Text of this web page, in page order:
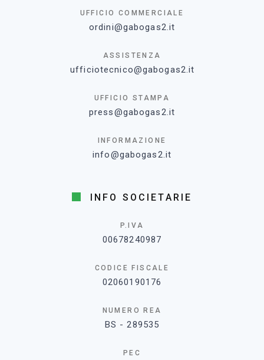
UFFICIO COMMERCIALE
ordini@gabogas2.it
ASSISTENZA
ufficiotecnico@gabogas2.it
UFFICIO STAMPA
press@gabogas2.it
INFORMAZIONE
info@gabogas2.it
INFO SOCIETARIE
P.IVA
00678240987
CODICE FISCALE
02060190176
NUMERO REA
BS - 289535
PEC